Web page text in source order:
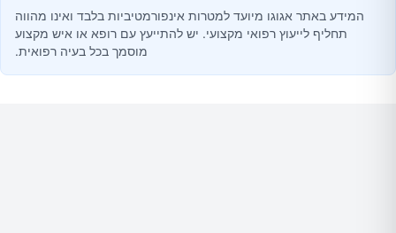
המידע באתר אגוגו מיועד למטרות אינפורמטיביות בלבד ואינו מהווה
תחליף לייעוץ רפואי מקצועי. יש להתייעץ עם רופא או איש מקצוע
מוסמך בכל בעיה רפואית.